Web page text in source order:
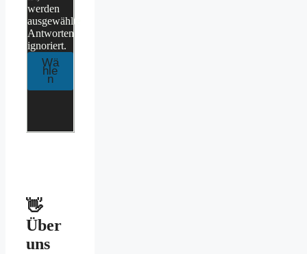
werden
ausgewählte
Antworten
ignoriert.
👋
Über
uns